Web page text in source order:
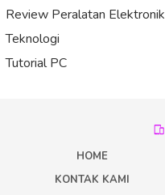
Review Peralatan Elektronik
Teknologi
Tutorial PC
HOME
KONTAK KAMI